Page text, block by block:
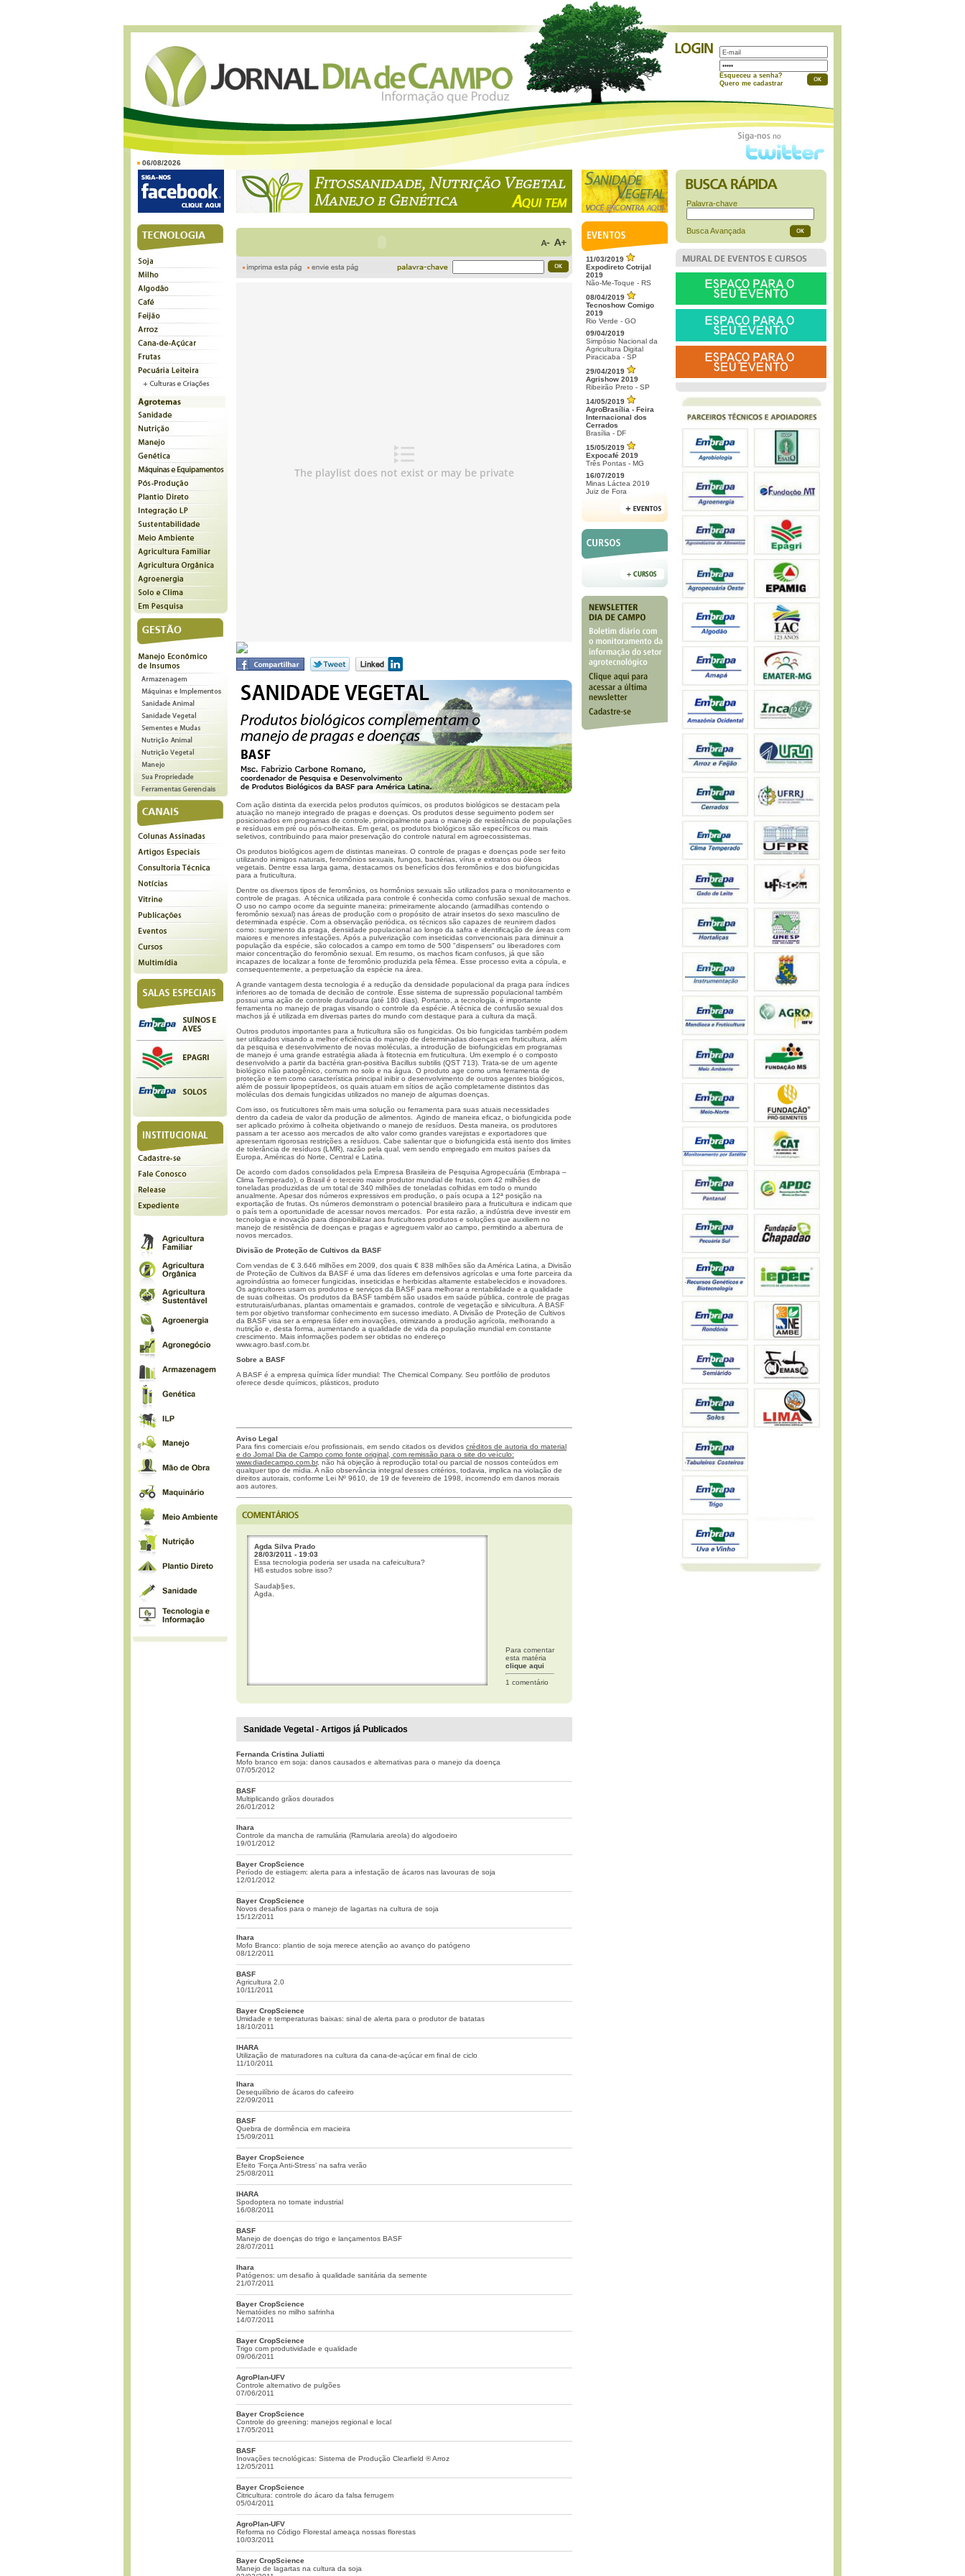
Esqueceu a senha?
Quero me cadastrar
06/08/2026
Com ação distinta da exercida pelos produtos químicos, os produtos biológicos se destacam pela
atuação no manejo integrado de pragas e doenças. Os produtos desse seguimento podem ser
posicionados em programas de controle, principalmente para o manejo de resistência de populações
e resíduos em pré ou pós-colheitas. Em geral, os produtos biológicos são específicos ou mais
seletivos, contribuindo para maior preservação do controle natural em agroecossistemas.
Os produtos biológicos agem de distintas maneiras. O controle de pragas e doenças pode ser feito
utilizando inimigos naturais, feromônios sexuais, fungos, bactérias, vírus e extratos ou óleos
vegetais. Dentre essa larga gama, destacamos os benefícios dos feromônios e dos biofungicidas
para a fruticultura.
Dentre os diversos tipos de feromônios, os hormônios sexuais são utilizados para o monitoramento e
controle de pragas. A técnica utilizada para controle é conhecida como confusão sexual de machos.
O uso no campo ocorre da seguinte maneira: primeiramente alocando (armadilhas contendo o
feromônio sexual) nas áreas de produção com o propósito de atrair insetos do sexo masculino de
determinada espécie. Com a observação periódica, os técnicos são capazes de reunirem dados
como: surgimento da praga, densidade populacional ao longo da safra e identificação de áreas com
maiores e menores infestações. Após a pulverização com inseticidas convencionais para diminuir a
população da espécie, são colocados a campo em torno de 500 "dispensers" ou liberadores com
maior concentração do feromônio sexual. Em resumo, os machos ficam confusos, já que são
incapazes de localizar a fonte de feromônio produzida pela fêmea. Esse processo evita a cópula, e
consequentemente, a perpetuação da espécie na área.
A grande vantagem desta tecnologia é a redução da densidade populacional da praga para índices
inferiores ao de tomada de decisão de controle. Esse sistema de supressão populacional também
possui uma ação de controle duradoura (até 180 dias). Portanto, a tecnologia, é importante
ferramenta no manejo de pragas visando o controle da espécie. A técnica de confusão sexual dos
machos já é utilizada em diversas partes do mundo com destaque para a cultura da maçã.
Outros produtos importantes para a fruticultura são os fungicidas. Os bio fungicidas também podem
ser utilizados visando a melhor eficiência do manejo de determinadas doenças em fruticultura, além
da pesquisa e desenvolvimento de novas moléculas, a introdução de biofungicidas em programas
de manejo é uma grande estratégia aliada à fitotecnia em fruticultura. Um exemplo é o composto
desenvolvido a partir da bactéria gran-positiva Bacillus subtilis (QST 713). Trata-se de um agente
biológico não patogênico, comum no solo e na água. O produto age como uma ferramenta de
proteção e tem como característica principal inibir o desenvolvimento de outros agentes biológicos,
além de possuir lipopeptídeos, os quais atuam em sítios de ação completamente distintos das
moléculas dos demais fungicidas utilizados no manejo de algumas doenças.
Com isso, os fruticultores têm mais uma solução ou ferramenta para suas atuais necessidades
dentro da cadeia de valor da produção de alimentos. Agindo de maneira eficaz, o biofungicida pode
ser aplicado próximo à colheita objetivando o manejo de resíduos. Desta maneira, os produtores
passam a ter acesso aos mercados de alto valor como grandes varejistas e exportadores que
apresentam rigorosas restrições a resíduos. Cabe salientar que o biofungicida está isento dos limites
de tolerância de resíduos (LMR), razão pela qual, vem sendo empregado em muitos países da
Europa, Américas do Norte, Central e Latina.
De acordo com dados consolidados pela Empresa Brasileira de Pesquisa Agropecuária (Embrapa –
Clima Temperado), o Brasil é o terceiro maior produtor mundial de frutas, com 42 milhões de
toneladas produzidas de um total de 340 milhões de toneladas colhidas em todo o mundo
anualmente. Apesar dos números expressivos em produção, o país ocupa a 12ª posição na
exportação de frutas. Os números demonstram o potencial brasileiro para a fruticultura e indicam que
o país tem a oportunidade de acessar novos mercados. Por esta razão, a indústria deve investir em
tecnologia e inovação para disponibilizar aos fruticultores produtos e soluções que auxiliem no
manejo de resistência de doenças e pragas e agreguem valor ao campo, permitindo a abertura de
novos mercados.
Divisão de Proteção de Cultivos da BASF
Com vendas de € 3.646 milhões em 2009, dos quais € 838 milhões são da América Latina, a Divisão
de Proteção de Cultivos da BASF é uma das líderes em defensivos agrícolas e uma forte parceira da
agroindústria ao fornecer fungicidas, inseticidas e herbicidas altamente estabelecidos e inovadores.
Os agricultores usam os produtos e serviços da BASF para melhorar a rentabilidade e a qualidade
de suas colheitas. Os produtos da BASF também são usados em saúde pública, controle de pragas
estruturais/urbanas, plantas ornamentais e gramados, controle de vegetação e silvicultura. A BASF
tem por objetivo transformar conhecimento em sucesso imediato. A Divisão de Proteção de Cultivos
da BASF visa ser a empresa líder em inovações, otimizando a produção agrícola, melhorando a
nutrição e, desta forma, aumentando a qualidade de vida da população mundial em constante
crescimento. Mais informações podem ser obtidas no endereço
www.agro.basf.com.br.
Sobre a BASF
A BASF é a empresa química líder mundial: The Chemical Company. Seu portfólio de produtos
oferece desde químicos, plásticos, produto
Aviso Legal
Para fins comerciais e/ou profissionais, em sendo citados os devidos créditos de autoria do material
e do Jornal Dia de Campo como fonte original, com remissão para o site do veículo:
www.diadecampo.com.br, não há objeção à reprodução total ou parcial de nossos conteúdos em
qualquer tipo de mídia. A não observância integral desses critérios, todavia, implica na violação de
direitos autorais, conforme Lei Nº 9610, de 19 de fevereiro de 1998, incorrendo em danos morais
aos autores.
Agda Silva Prado
28/03/2011 - 19:03
Essa tecnologia poderia ser usada na cafeicultura?
Hß estudos sobre isso?
Saudaþ§es,
Agda.
Para comentar
esta matéria
clique aqui
1 comentário
Sanidade Vegetal - Artigos já Publicados
Fernanda Cristina Juliatti
Mofo branco em soja: danos causados e alternativas para o manejo da doença
07/05/2012
BASF
Multiplicando grãos dourados
26/01/2012
Ihara
Controle da mancha de ramulária (Ramularia areola) do algodoeiro
19/01/2012
Bayer CropScience
Período de estiagem: alerta para a infestação de ácaros nas lavouras de soja
12/01/2012
Bayer CropScience
Novos desafios para o manejo de lagartas na cultura de soja
15/12/2011
Ihara
Mofo Branco: plantio de soja merece atenção ao avanço do patógeno
08/12/2011
BASF
Agricultura 2.0
10/11/2011
Bayer CropScience
Umidade e temperaturas baixas: sinal de alerta para o produtor de batatas
18/10/2011
IHARA
Utilização de maturadores na cultura da cana-de-açúcar em final de ciclo
11/10/2011
Ihara
Desequilíbrio de ácaros do cafeeiro
22/09/2011
BASF
Quebra de dormência em macieira
15/09/2011
Bayer CropScience
Efeito ‘Força Anti-Stress’ na safra verão
25/08/2011
IHARA
Spodoptera no tomate industrial
16/08/2011
BASF
Manejo de doenças do trigo e lançamentos BASF
28/07/2011
Ihara
Patógenos: um desafio à qualidade sanitária da semente
21/07/2011
Bayer CropScience
Nematóides no milho safrinha
14/07/2011
Bayer CropScience
Trigo com produtividade e qualidade
09/06/2011
AgroPlan-UFV
Controle alternativo de pulgões
07/06/2011
Bayer CropScience
Controle do greening: manejos regional e local
17/05/2011
BASF
Inovações tecnológicas: Sistema de Produção Clearfield ® Arroz
12/05/2011
Bayer CropScience
Citricultura: controle do ácaro da falsa ferrugem
05/04/2011
AgroPlan-UFV
Reforma no Código Florestal ameaça nossas florestas
10/03/2011
Bayer CropScience
Manejo de lagartas na cultura da soja
11/03/2019
Expodireto Cotrijal
2019
Não-Me-Toque - RS
08/04/2019
Tecnoshow Comigo
2019
Rio Verde - GO
09/04/2019
Simpósio Nacional da
Agricultura Digital
Piracicaba - SP
29/04/2019
Agrishow 2019
Ribeirão Preto - SP
14/05/2019
AgroBrasília - Feira
Internacional dos
Cerrados
Brasília - DF
15/05/2019
Expocafé 2019
Três Pontas - MG
16/07/2019
Minas Láctea 2019
Juiz de Fora
Palavra-chave
Busca Avançada